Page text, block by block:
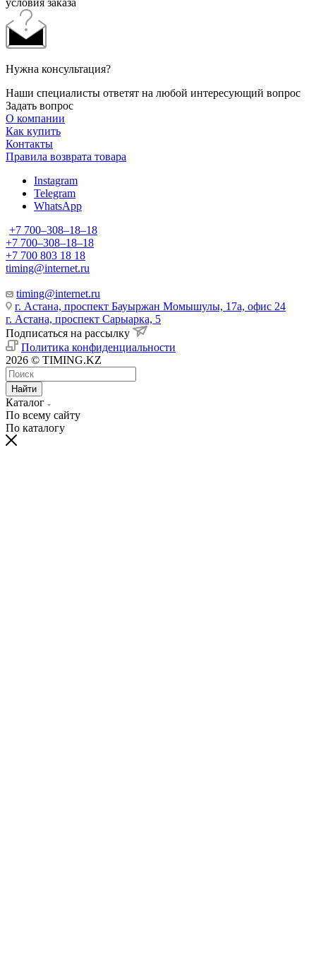
Нужна консультация?
Наши специалисты ответят на любой интересующий вопрос
Задать вопрос
О компании
Как купить
Контакты
Правила возврата товара
Instagram
Telegram
WhatsApp
+7 700‒308‒18‒18
+7 700‒308‒18‒18
+7 700 803 18 18
timing@internet.ru
timing@internet.ru
г. Астана, проспект Бауыржан Момышулы, 17а, офис 24
г. Астана, проспект Сарыарка, 5
Подписаться на рассылку
Политика конфиденциальности
2026 © TIMING.KZ
Найти
Каталог
По всему сайту
По каталогу